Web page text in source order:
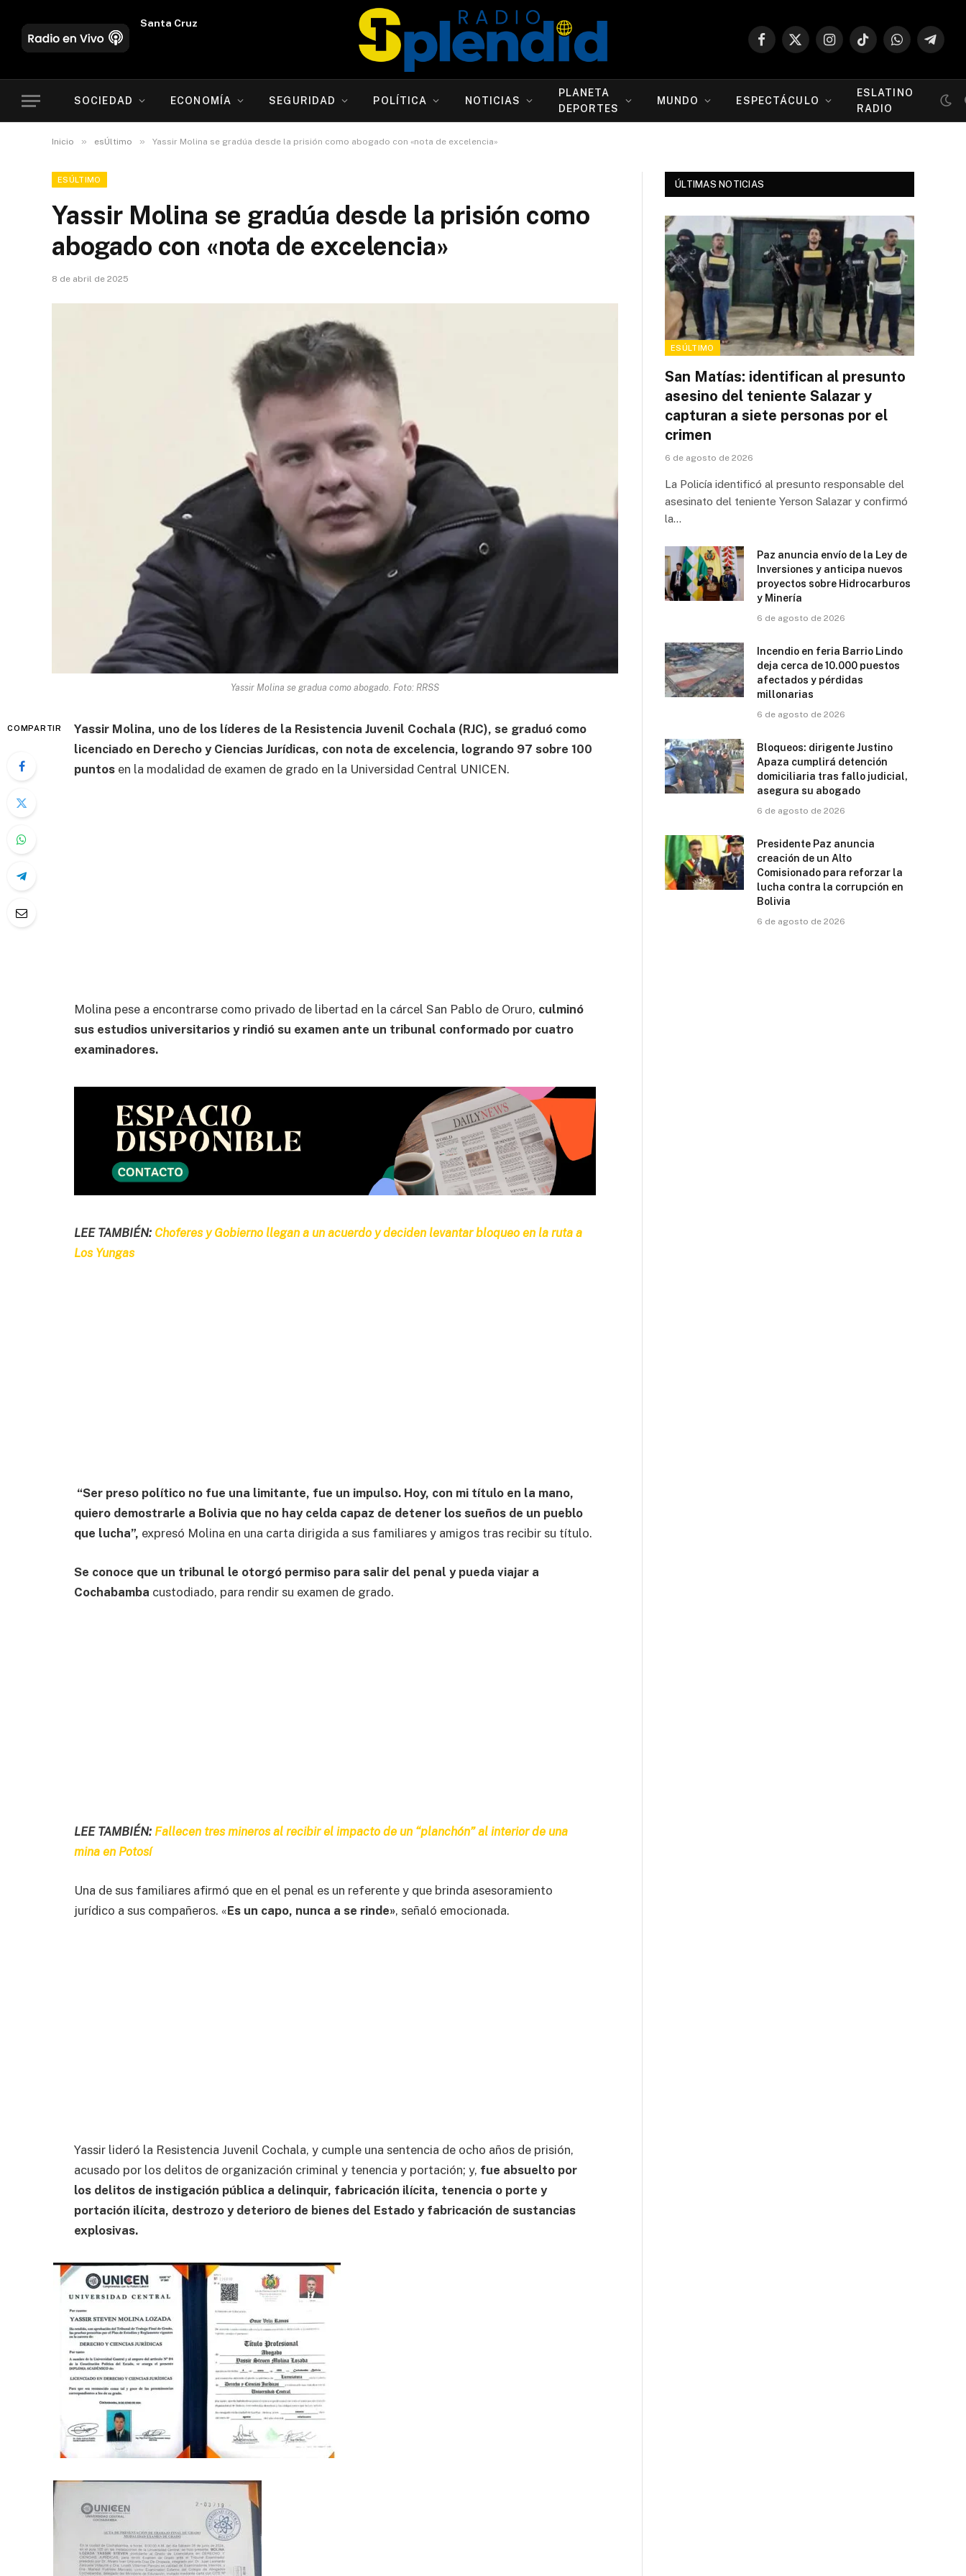
Oruro
Facebook
X
InstagramTikTokWhatsApp
SOCIEDAD ECONOMÍA SEGURIDAD POLÍTICA NOTICIAS
PLANETA
DEPORTES
MUNDO ESPECTÁCULO
ESLATINO
RADIO
Inicio » esÚltimo » Yassir Molina se gradúa desde la prisión como abogado con «nota de excelencia»
ESÚLTIMO
Yassir Molina se gradúa desde la prisión como
abogado con «nota de excelencia»
8 de abril de 2025
Yassir Molina se gradua como abogado. Foto: RRSS
COMPARTIR
Yassir Molina, uno de los líderes de la Resistencia Juvenil Cochala (RJC), se graduó como
licenciado en Derecho y Ciencias Jurídicas, con nota de excelencia, logrando 97 sobre 100
puntos en la modalidad de examen de grado en la Universidad Central UNICEN.
‎Molina pese a encontrarse como privado de libertad en la cárcel San Pablo de Oruro, culminó
sus estudios universitarios y rindió su examen ante un tribunal conformado por cuatro
examinadores.
LEE TAMBIÉN: Choferes y Gobierno llegan a un acuerdo y deciden levantar bloqueo en la ruta a
Los Yungas
“Ser preso político no fue una limitante, fue un impulso. Hoy, con mi título en la mano,
quiero demostrarle a Bolivia que no hay celda capaz de detener los sueños de un pueblo
que lucha”, expresó Molina en una carta dirigida a sus familiares y amigos tras recibir su título.
Se conoce que un tribunal le otorgó permiso para salir del penal y pueda viajar a
Cochabamba custodiado, para rendir su examen de grado.
LEE TAMBIÉN: Fallecen tres mineros al recibir el impacto de un “planchón” al interior de una
mina en Potosí
‎Una de sus familiares afirmó que en el penal es un referente y que brinda asesoramiento
jurídico a sus compañeros. «Es un capo, nunca a se rinde», señaló emocionada.
Yassir lideró la Resistencia Juvenil Cochala, y cumple una sentencia de ocho años de prisión,
acusado por los delitos de organización criminal y tenencia y portación; y, fue absuelto por
los delitos de instigación pública a delinquir, fabricación ilícita, tenencia o porte y
portación ilícita, destrozo y deterioro de bienes del Estado y fabricación de sustancias
explosivas.
ÚLTIMAS NOTICIAS
ESÚLTIMO
San Matías: identifican al presunto
asesino del teniente Salazar y
capturan a siete personas por el
crimen
6 de agosto de 2026
La Policía identificó al presunto responsable del
asesinato del teniente Yerson Salazar y confirmó
la…
Paz anuncia envío de la Ley de
Inversiones y anticipa nuevos
proyectos sobre Hidrocarburos
y Minería
6 de agosto de 2026
Incendio en feria Barrio Lindo
deja cerca de 10.000 puestos
afectados y pérdidas
millonarias
6 de agosto de 2026
Bloqueos: dirigente Justino
Apaza cumplirá detención
domiciliaria tras fallo judicial,
asegura su abogado
6 de agosto de 2026
Presidente Paz anuncia
creación de un Alto
Comisionado para reforzar la
lucha contra la corrupción en
Bolivia
6 de agosto de 2026